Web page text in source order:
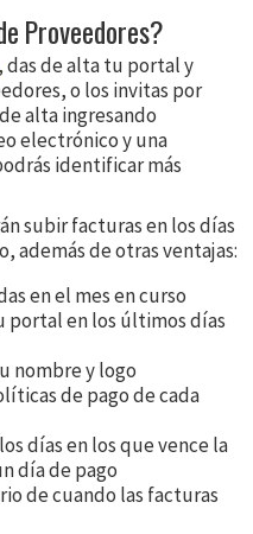
Proveedores?
, das de alta tu portal y
o los invitas por
alta ingresando
electrónico y una
identificar más
subir facturas en los días
además de otras ventajas:
en el mes en curso
en los últimos días
nombre y logo
de pago de cada
días en los que vence la
día de pago
de cuando las facturas